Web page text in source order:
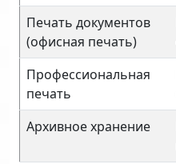
Печать документов
(офисная печать)
Профессиональная
печать
Архивное хранение